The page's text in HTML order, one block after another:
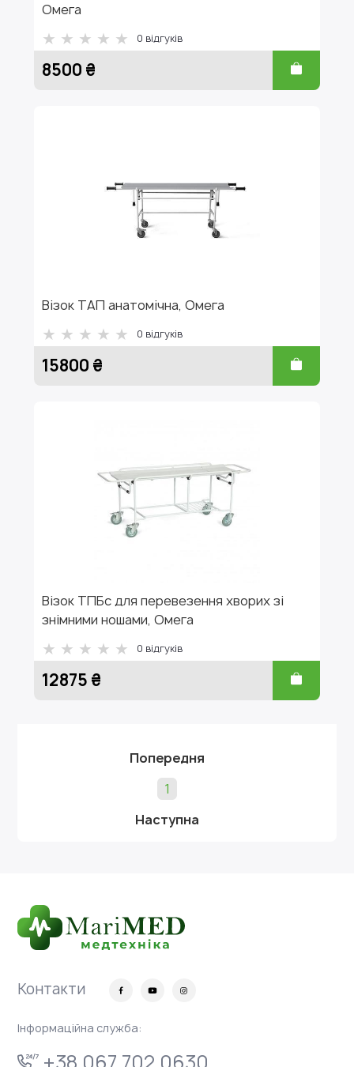
Омега
0 відгуків
8500 ₴
Візок ТАП анатомічна, Омега
0 відгуків
15800 ₴
Візок ТПБс для перевезення хворих зі
знімними ношами, Омега
0 відгуків
12875 ₴
Попередня
1
Наступна
Контакти
Інформаційна служба: